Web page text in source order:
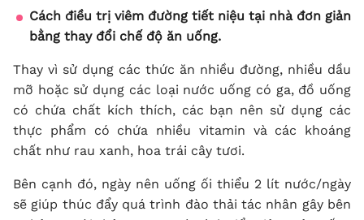
Cách điều trị viêm đường tiết niệu tại nhà đơn giản
bằng thay đổi chế độ ăn uống.
Thay vì sử dụng các thức ăn nhiều đường, nhiều dầu
mỡ hoặc sử dụng các loại nước uống có ga, đồ uống
có chứa chất kích thích, các bạn nên sử dụng các
thực phẩm có chứa nhiều vitamin và các khoáng
chất như rau xanh, hoa trái cây tươi.
Bên cạnh đó, ngày nên uống ối thiểu 2 lít nước/ngày
sẽ giúp thúc đẩy quá trình đào thải tác nhân gây bên